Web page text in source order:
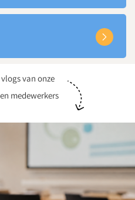
van onze
medewerkers